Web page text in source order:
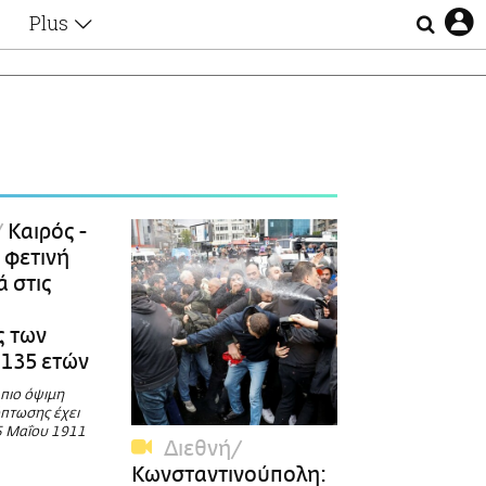
Plus
Οι Αθηναίοι
Απώλειες
Lgbtqi+
Καιρός -
στις
των
ετών
όψιμη
έχει
Μαΐου 1911
Διεθνή
Κωνσταντινούπολη: